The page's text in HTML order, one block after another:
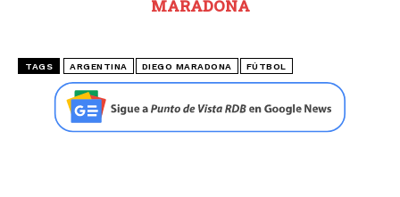
MARADONA
TAGS ARGENTINA DIEGO MARADONA FÚTBOL